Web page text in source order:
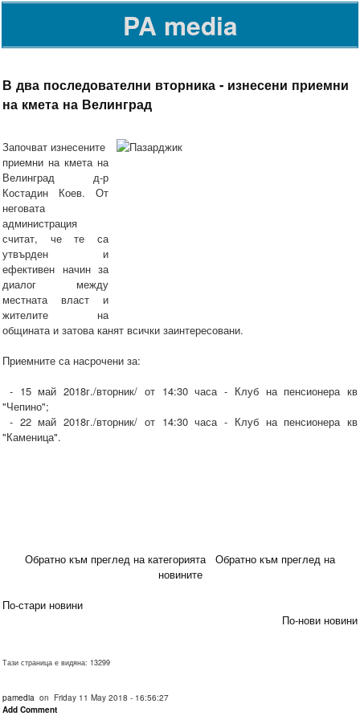
PA media
В два последователни вторника - изнесени приемни
на кмета на Велинград
Започват изнесените
приемни на кмета на
Велинград д-р
Костадин Коев. От
неговата
администрация
считат, че те са
утвърден и
ефективен начин за
диалог между
местната власт и
жителите на
общината и затова канят всички заинтересовани.
Приемните са насрочени за:
- 15 май 2018г./вторник/ от 14:30 часа - Клуб на пенсионера кв
"Чепино";
- 22 май 2018г./вторник/ от 14:30 часа - Клуб на пенсионера кв
"Каменица".
Обратно към преглед на категорията
Обратно към преглед на
новините
По-стари новини
По-нови новини
Тази страница е видяна: 13299
pamedia on Friday 11 May 2018 - 16:56:27
Add Comment